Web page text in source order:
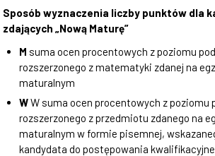
Sposób wyznaczenia liczby punktów dla
zdających „Nową Maturę”
M suma ocen procentowych z poziomu
rozszerzonego z matematyki zdanej na
maturalnym
WW suma ocen procentowych z poziomu
rozszerzonego z przedmiotu zdanego na
maturalnym w formie pisemnej,
kandydata do postępowania